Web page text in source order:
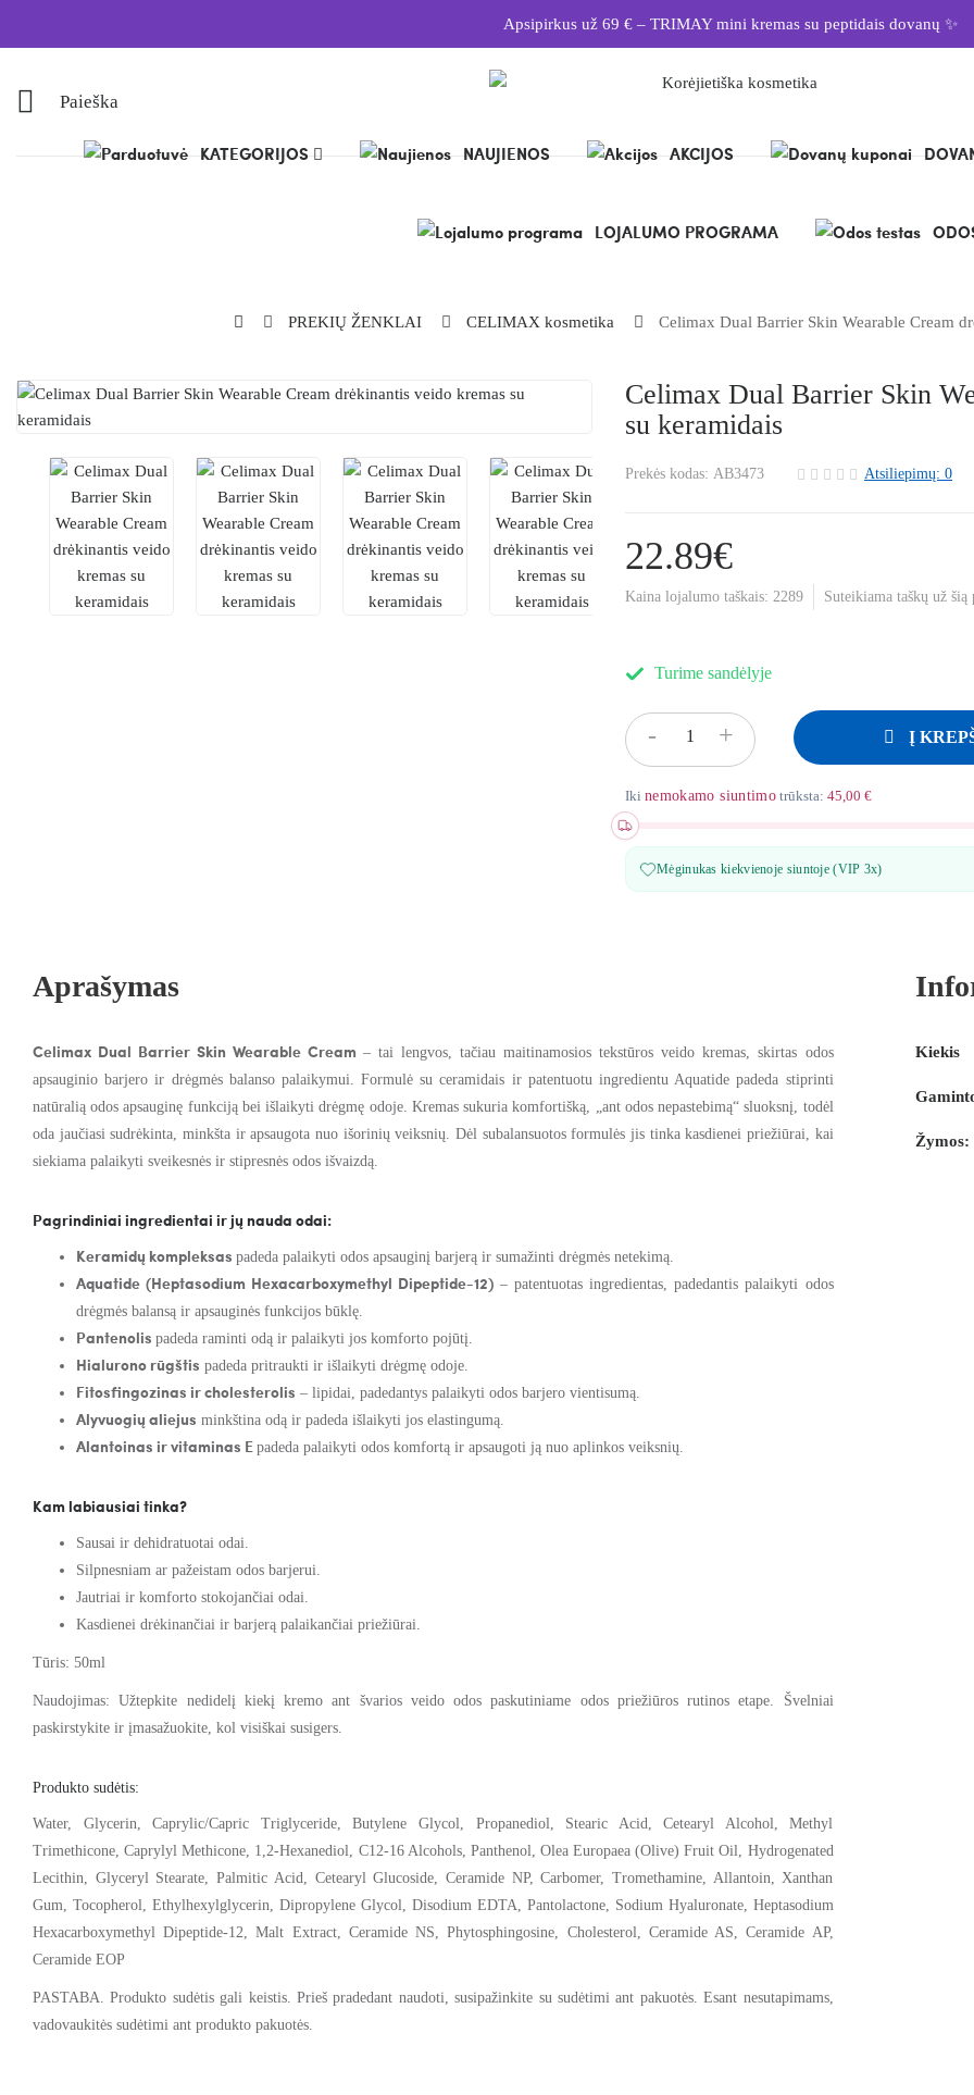
Apsipirkus už 69 € – TRIMAY mini kremas su peptidais dovanų ✨
Paieška
KATEGORIJOS NAUJIENOS AKCIJOS
LOJALUMO PROGRAMA
PREKIŲ ŽENKLAI CELIMAX kosmetika Celimax Dual Barrier Skin Wearable Cream
Celimax Dual Barrier Skin
su keramidais
Prekės kodas: AB3473 Atsiliepimų: 0
22.89€
Kaina lojalumo taškais: 2289 Suteikiama taškų už
Turime sandėlyje
+
- Į
Iki nemokamo siuntimotrūksta: 45,00 €
Mėginukas kiekvienoje siuntoje (VIP 3x)
Aprašymas
Celimax Dual Barrier Skin Wearable Cream– tai lengvos, tačiau maitinamosios tekstūros veido kremas, skirtas odos
apsauginio barjero ir drėgmės balanso palaikymui. Formulė su ceramidais ir patentuotu ingredientu Aquatide padeda stiprinti
natūralią odos apsauginę funkciją bei išlaikyti drėgmę odoje. Kremas sukuria komfortišką, „ant odos nepastebimą“ sluoksnį, todėl
oda jaučiasi sudrėkinta, minkšta ir apsaugota nuo išorinių veiksnių. Dėl subalansuotos formulės jis tinka kasdienei priežiūrai, kai
siekiama palaikyti sveikesnės ir stipresnės odos išvaizdą.
Pagrindiniai ingredientai ir jų nauda odai:
Keramidų kompleksas padeda palaikyti odos apsauginį barjerą ir sumažinti drėgmės netekimą.
Aquatide (Heptasodium Hexacarboxymethyl Dipeptide-12) – patentuotas ingredientas, padedantis palaikyti odos
drėgmės balansą ir apsauginės funkcijos būklę.
Pantenolis padeda raminti odą ir palaikyti jos komforto pojūtį.
Hialurono rūgštis padeda pritraukti ir išlaikyti drėgmę odoje.
Fitosfingozinas ir cholesterolis – lipidai, padedantys palaikyti odos barjero vientisumą.
Alyvuogių aliejus minkština odą ir padeda išlaikyti jos elastingumą.
Alantoinas ir vitaminas E padeda palaikyti odos komfortą ir apsaugoti ją nuo aplinkos veiksnių.
Kam labiausiai tinka?
Sausai ir dehidratuotai odai.
Silpnesniam ar pažeistam odos barjerui.
Jautriai ir komforto stokojančiai odai.
Kasdienei drėkinančiai ir barjerą palaikančiai priežiūrai.
Tūris: 50ml
Naudojimas: Užtepkite nedidelį kiekį kremo ant švarios veido odos paskutiniame odos priežiūros rutinos etape. Švelniai
paskirstykite ir įmasažuokite, kol visiškai susigers.
Produkto sudėtis:
Water, Glycerin, Caprylic/Capric Triglyceride, Butylene Glycol, Propanediol, Stearic Acid, Cetearyl Alcohol, Methyl
Trimethicone, Caprylyl Methicone, 1,2-Hexanediol, C12-16 Alcohols, Panthenol, Olea Europaea (Olive) Fruit Oil, Hydrogenated
Lecithin, Glyceryl Stearate, Palmitic Acid, Cetearyl Glucoside, Ceramide NP, Carbomer, Tromethamine, Allantoin, Xanthan
Gum, Tocopherol, Ethylhexylglycerin, Dipropylene Glycol, Disodium EDTA, Pantolactone, Sodium Hyaluronate, Heptasodium
Hexacarboxymethyl Dipeptide-12, Malt Extract, Ceramide NS, Phytosphingosine, Cholesterol, Ceramide AS, Ceramide AP,
Ceramide EOP
PASTABA. Produkto sudėtis gali keistis. Prieš pradedant naudoti, susipažinkite su sudėtimi ant pakuotės. Esant nesutapimams,
vadovaukitės sudėtimi ant produkto pakuotės.
Kiekis
Žymos: